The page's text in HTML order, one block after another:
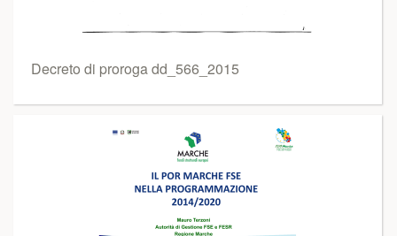
Decreto di proroga dd_566_2015